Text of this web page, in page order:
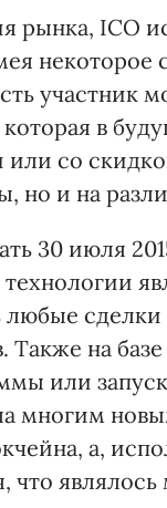
рынка, ICO
некоторое
участник
в
со
но и на
30 июля
любые
Также на
или
многим
а,
что